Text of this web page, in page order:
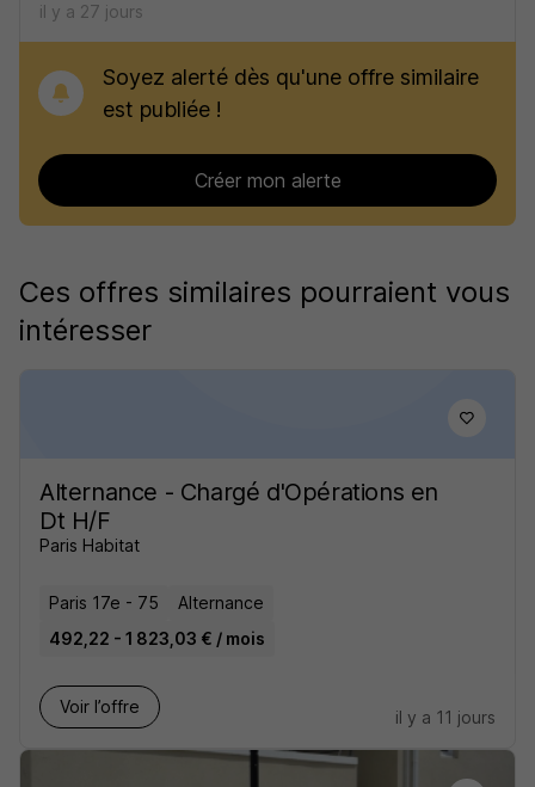
il y a 27 jours
Soyez alerté dès qu'une offre similaire
est publiée !
Créer mon alerte
Ces offres similaires pourraient vous
intéresser
Alternance - Chargé d'Opérations en
Dt H/F
Paris Habitat
Paris 17e - 75
Alternance
492,22 - 1 823,03 € / mois
Voir l’offre
il y a 11 jours